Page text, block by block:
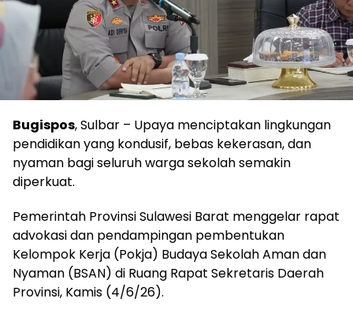
Bugispos, Sulbar – Upaya menciptakan lingkungan
pendidikan yang kondusif, bebas kekerasan, dan
nyaman bagi seluruh warga sekolah semakin
diperkuat.
Pemerintah Provinsi Sulawesi Barat menggelar rapat
advokasi dan pendampingan pembentukan
Kelompok Kerja (Pokja) Budaya Sekolah Aman dan
Nyaman (BSAN) di Ruang Rapat Sekretaris Daerah
Provinsi, Kamis (4/6/26).